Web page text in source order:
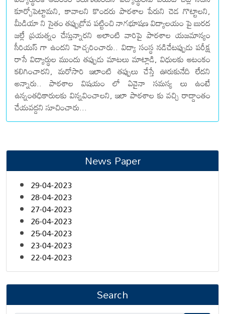
కూర్చోపెట్టామని, కావాలని కొందరు పాఠశాల పేరుని చెడ గొట్టాలని,
మీడియా ని సైతం తప్పుడ్రోవ పట్టించి నాగభూషణ విద్యాలయం పై బురద
జల్లే ప్రయత్నం చేస్తున్నారని అలాంటి వారిపై పాఠశాల యజమాన్యం
సీరియస్ గా ఉందని హెచ్చరించారు.. విద్యా సంస్థ నడిచేటప్పుడు పరీక్ష
రాసే విద్యార్థుల ముందు తప్పుడు మాటలు మాట్లాడి, విధులకు ఆటంకం
కలిగించారని, మరోసారి ఇలాంటి తప్పులు చేస్తే ఊరుకునేది లేదని
అన్నారు.. పాఠశాల విషయం లో ఏవైనా సమస్య లు ఉంటే
ఉన్నంతధికారులకు విన్నవించాలని, ఇలా పాఠశాల కు వచ్చి రాద్దాంతం
చేయవద్దని సూచించారు...
News Paper
29-04-2023
28-04-2023
27-04-2023
26-04-2023
25-04-2023
23-04-2023
22-04-2023
Search